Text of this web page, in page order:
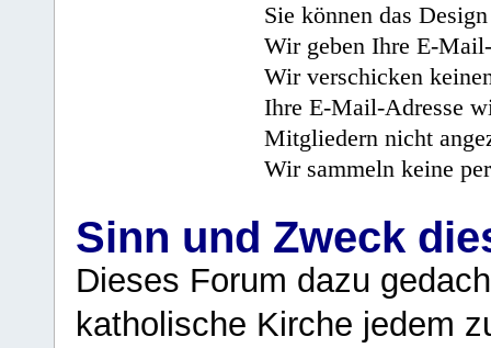
Sie können das
Wir geben Ihre E-
Wir verschicken
Ihre E-Mail-Adresse
Mitgliedern nicht
Wir sammeln keine
Sinn und Zweck
Dieses Forum dazu
katholische Kirche jedem